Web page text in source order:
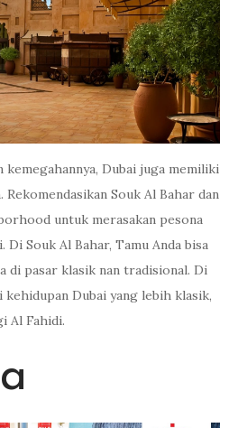
Dubai juga memiliki
Souk Al Bahar dan
untuk merasakan pesona
Di Souk Al Bahar, Tamu Anda bisa
di pasar klasik nan tradisional. Di
Dubai yang lebih klasik,
Al Fahidi.